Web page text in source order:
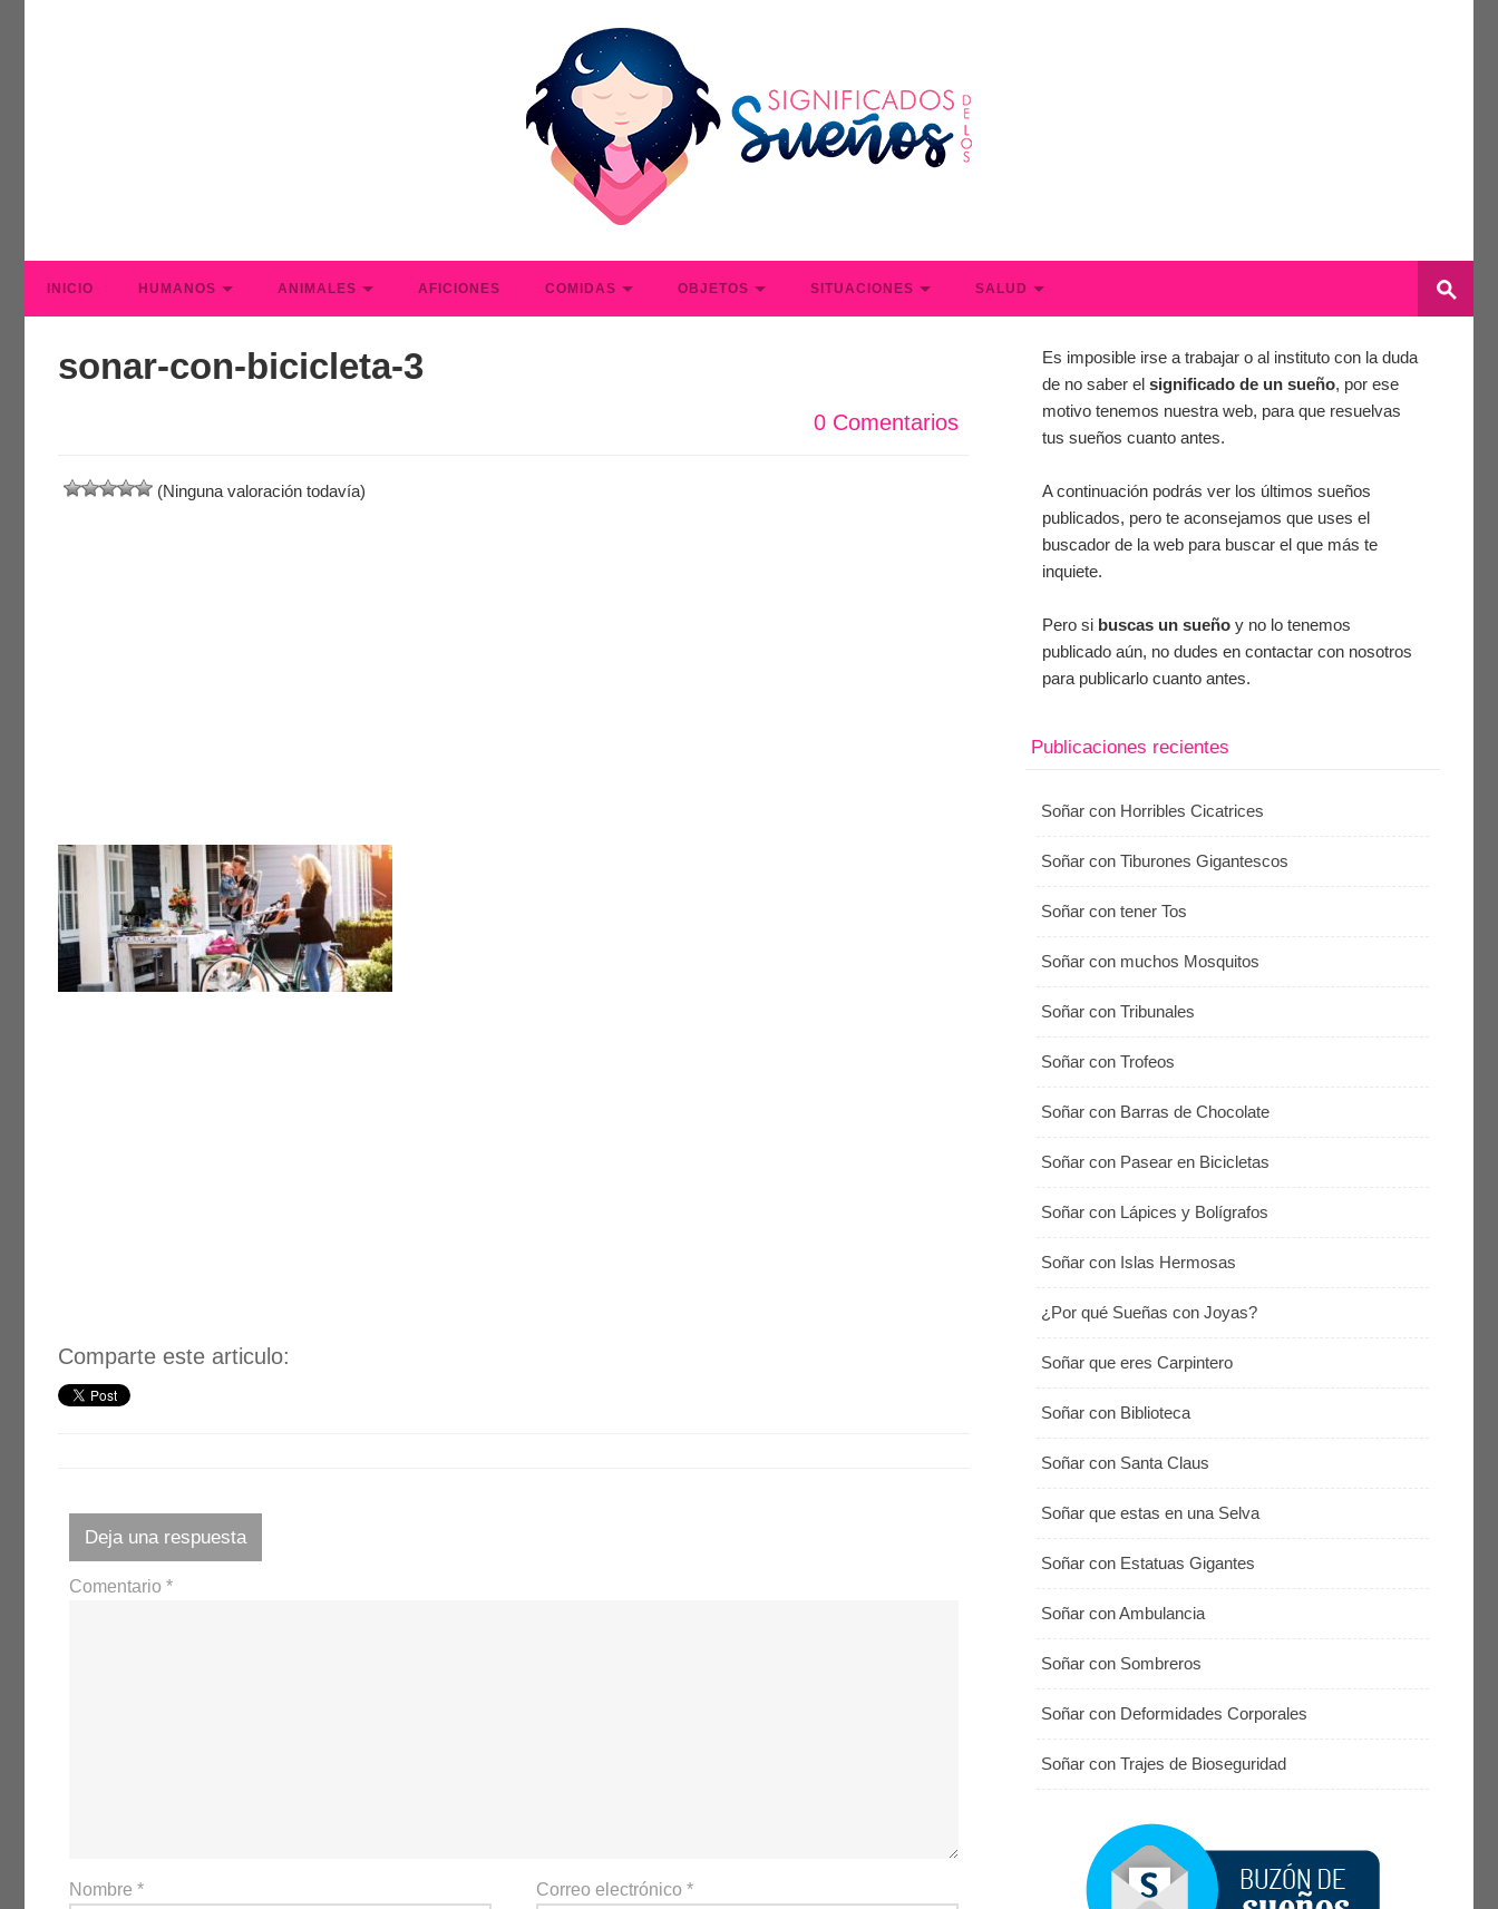
INICIO HUMANOS ANIMALES AFICIONES COMIDAS OBJETOS SITUACIONES SALUD
sonar-con-bicicleta-3
0 Comentarios
(Ninguna valoración todavía)
Comparte este articulo:
Deja una respuesta
Comentario *
Nombre * Correo electrónico *
Es imposible irse a trabajar o al instituto con la duda
de no saber el significado de un sueño, por ese
motivo tenemos nuestra web, para que resuelvas
tus sueños cuanto antes.
A continuación podrás ver los últimos sueños
publicados, pero te aconsejamos que uses el
buscador de la web para buscar el que más te
inquiete.
Pero si buscas un sueño y no lo tenemos
publicado aún, no dudes en contactar con nosotros
para publicarlo cuanto antes.
Publicaciones recientes
Soñar con Horribles Cicatrices
Soñar con Tiburones Gigantescos
Soñar con tener Tos
Soñar con muchos Mosquitos
Soñar con Tribunales
Soñar con Trofeos
Soñar con Barras de Chocolate
Soñar con Pasear en Bicicletas
Soñar con Lápices y Bolígrafos
Soñar con Islas Hermosas
¿Por qué Sueñas con Joyas?
Soñar que eres Carpintero
Soñar con Biblioteca
Soñar con Santa Claus
Soñar que estas en una Selva
Soñar con Estatuas Gigantes
Soñar con Ambulancia
Soñar con Sombreros
Soñar con Deformidades Corporales
Soñar con Trajes de Bioseguridad